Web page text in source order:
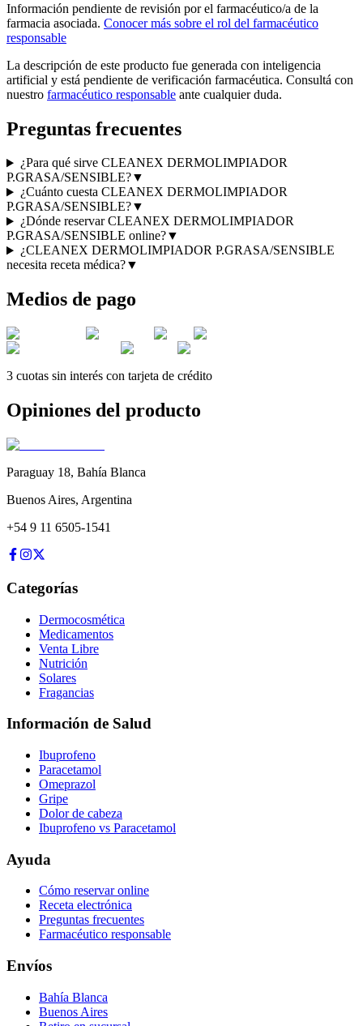
Información pendiente de revisión por el farmacéutico/a de la
farmacia asociada. Conocer más sobre el rol del farmacéutico
responsable
La descripción de este producto fue generada con inteligencia
artificial y está pendiente de verificación farmacéutica. Consultá con
nuestro farmacéutico responsable ante cualquier duda.
Preguntas frecuentes
¿Para qué sirve CLEANEX DERMOLIMPIADOR
P.GRASA/SENSIBLE?▼
¿Cuánto cuesta CLEANEX DERMOLIMPIADOR
P.GRASA/SENSIBLE?▼
¿Dónde reservar CLEANEX DERMOLIMPIADOR
P.GRASA/SENSIBLE online?▼
¿CLEANEX DERMOLIMPIADOR P.GRASA/SENSIBLE
necesita receta médica?▼
Medios de pago
3 cuotas sin interés con tarjeta de crédito
Opiniones del producto
Paraguay 18, Bahía Blanca
Buenos Aires, Argentina
+54 9 11 6505-1541
Categorías
Dermocosmética
Medicamentos
Venta Libre
Nutrición
Solares
Fragancias
Información de Salud
Ibuprofeno
Paracetamol
Omeprazol
Gripe
Dolor de cabeza
Ibuprofeno vs Paracetamol
Ayuda
Cómo reservar online
Receta electrónica
Preguntas frecuentes
Farmacéutico responsable
Envíos
Bahía Blanca
Buenos Aires